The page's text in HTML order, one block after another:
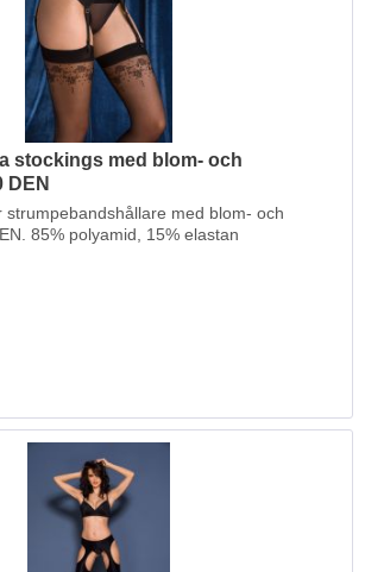
stockings med blom- och
DEN
strumpebandshållare med blom- och
85% polyamid, 15% elastan